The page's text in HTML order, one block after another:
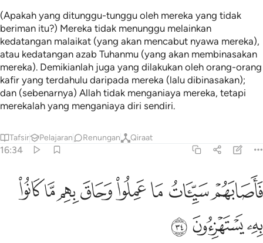
(Apakah yang ditunggu-tunggu oleh mereka yang tidak
beriman itu?) Mereka tidak menunggu melainkan
kedatangan malaikat (yang akan mencabut nyawa mereka),
atau kedatangan azab Tuhanmu (yang akan membinasakan
mereka). Demikianlah juga yang dilakukan oleh orang-orang
kafir yang terdahulu daripada mereka (lalu dibinasakan);
dan (sebenarnya) Allah tidak menganiaya mereka, tetapi
merekalah yang menganiaya diri sendiri.
Tafsir Pelajaran Renungan Qiraat
16:34
فاصابهم سييات ما عملوا وحاق بهم ما كانوا به يستهزيون ٣٤
فَأَصَابَهُمْ سَيِّـَٔاتُ مَا عَمِلُوا۟ وَحَاقَ بِهِم مَّا كَانُوا۟ بِهِۦ يَسْتَهْزِءُونَ ٣٤
ﳋﳌﳍﳎﳏﳐﳑﳒ
ﳓﳔﳕ